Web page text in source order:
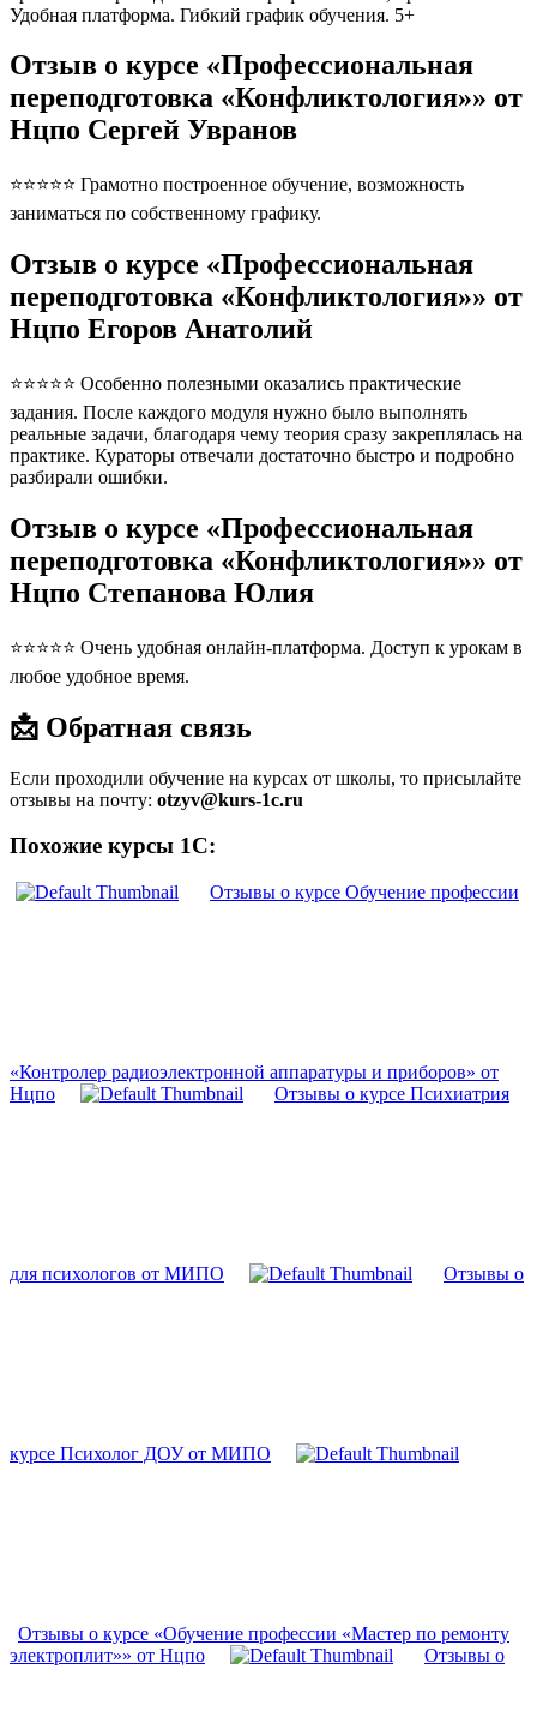
Удобная платформа. Гибкий график обучения. 5+
Отзыв о курсе «Профессиональная
переподготовка «Конфликтология»» от
Нцпо Сергей Увранов
⭐⭐⭐⭐⭐ Грамотно построенное обучение, возможность
заниматься по собственному графику.
Отзыв о курсе «Профессиональная
переподготовка «Конфликтология»» от
Нцпо Егоров Анатолий
⭐⭐⭐⭐⭐ Особенно полезными оказались практические
задания. После каждого модуля нужно было выполнять
реальные задачи, благодаря чему теория сразу закреплялась на
практике. Кураторы отвечали достаточно быстро и подробно
разбирали ошибки.
Отзыв о курсе «Профессиональная
переподготовка «Конфликтология»» от
Нцпо Степанова Юлия
⭐⭐⭐⭐⭐ Очень удобная онлайн-платформа. Доступ к урокам в
любое удобное время.
📩 Обратная связь
Если проходили обучение на курсах от школы, то присылайте
отзывы на почту: otzyv@kurs-1c.ru
Похожие курсы 1С:
Отзывы о курсе Обучение профессии
«Контролер радиоэлектронной аппаратуры и приборов» от
Нцпо
Отзывы о курсе Психиатрия
для психологов от МИПО Отзывы о
курсе Психолог ДОУ от МИПО
Отзывы о курсе «Обучение профессии «Мастер по ремонту
электроплит»» от Нцпо
Отзывы о